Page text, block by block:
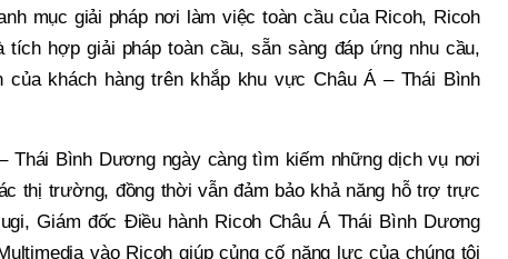
mục giải pháp nơi làm việc toàn cầu của Ricoh, Ricoh
hợp giải pháp toàn cầu, sẵn sàng đáp ứng nhu cầu,
khách hàng trên khắp khu vực Châu Á – Thái Bình
Thái Bình Dương ngày càng tìm kiếm những dịch vụ nơi
thị trường, đồng thời vẫn đảm bảo khả năng hỗ trợ trực
Giám đốc Điều hành Ricoh Châu Á Thái Bình Dương
vào Ricoh giúp củng cố năng lực của chúng tôi